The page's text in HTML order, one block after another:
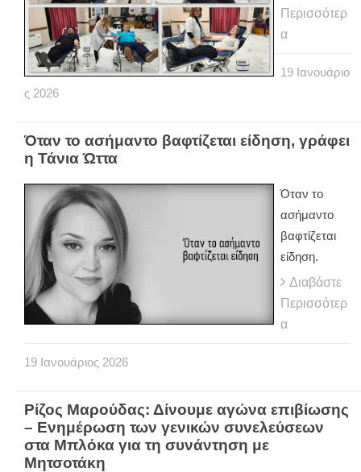
Περισσότερ
α
19 Ιανουάριο
ς 2026
Όταν το ασήμαντο βαφτίζεται είδηση, γράφει
η Τάνια Ώττα
Όταν το
ασήμαντο
βαφτίζεται
είδηση.
Διαβάστε
Περισσότερ
α
19 Ιανουάριος 2026
Ρίζος Μαρούδας: Δίνουμε αγώνα επιβίωσης
– Ενημέρωση των γενικών συνελεύσεων
στα Μπλόκα για τη συνάντηση με
Μητσοτάκη